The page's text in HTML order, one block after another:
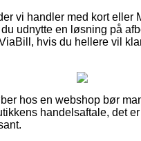
vi handler med kort eller
udnytte en løsning på
hvis du hellere vil
hos en webshop bør
handelsaftale, det